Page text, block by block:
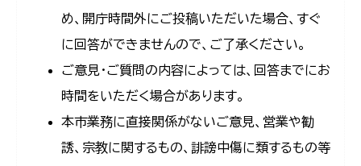
め、開庁時間外にご投稿いただいた場合、すぐ
に回答ができませんので、ご了承ください。
ご意見・ご質問の内容によっては、回答までにお
時間をいただく場合があります。
本市業務に直接関係がないご意見、営業や勧
誘、宗教に関するもの、誹謗中傷に類するもの等